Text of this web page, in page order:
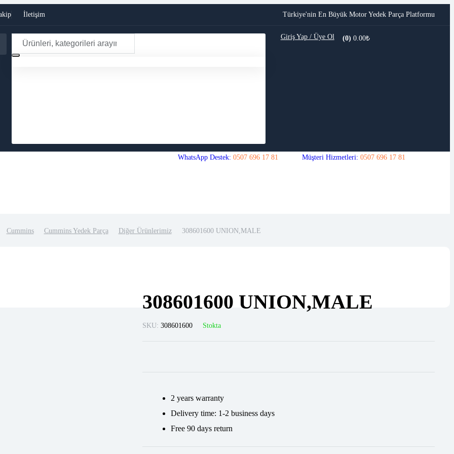
İletişim Türkiye'nin En Büyük Motor Yedek Parça Platformu
Giriş Yap / Üye Ol (0) 0.00₺
WhatsApp Destek: 0507 696 17 81 Müşteri Hizmetleri: 0507 696 17 81
Cummins Cummins Yedek Parça Diğer Ürünlerimiz 308601600 UNION,MALE
308601600 UNION,MALE
SKU:308601600 Stokta
2 years warranty
Delivery time: 1-2 business days
Free 90 days return